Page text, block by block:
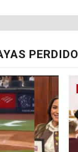
PERDIDO